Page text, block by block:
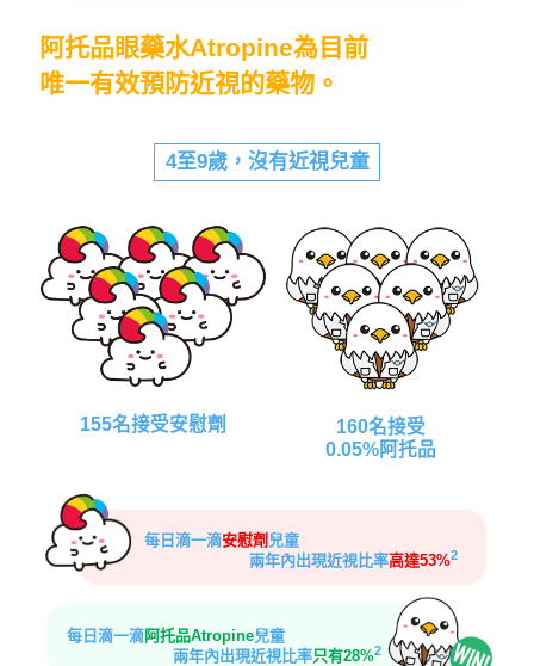
阿托品眼藥水Atropine為目前
唯一有效預防近視的藥物。
4至9歲，沒有近視兒童
155名接受安慰劑
160名接受
0.05%阿托品
每日滴一滴安慰劑 兒童
兩年內出現近視比率高達53%2
每日滴一滴阿托品Atropine兒童
兩年內出現近視比率只有28%2